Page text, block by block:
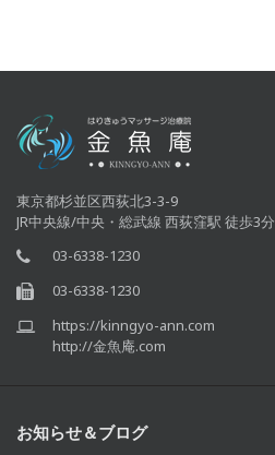
東京都杉並区西荻北3-3-9
JR中央線/中央・総武線 西荻窪駅 徒歩3分
03-6338-1230
03-6338-1230
https://kinngyo-ann.com
http://金魚庵.com
お知らせ＆ブログ